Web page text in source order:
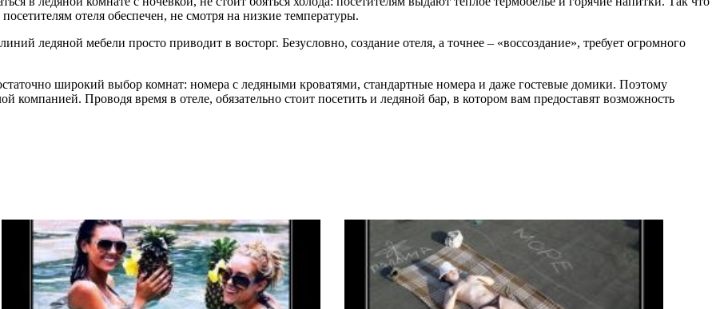
отеля обеспечен, не смотря на низкие температуры.
ледяной мебели просто приводит в восторг. Безусловно, создание отеля, а точнее – «воссоздание», требует огромного
широкий выбор комнат: номера с ледяными кроватями, стандартные номера и даже гостевые домики. Поэтому
компанией. Проводя время в отеле, обязательно стоит посетить и ледяной бар, в котором вам предоставят возможность